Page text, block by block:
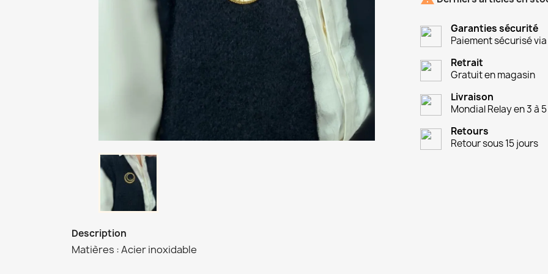
Garanties sécurité
Paiement sécurisé
Retrait
Gratuit en magasin
Livraison
Mondial Relay en 3 à
Retours
Retour sous 15 jours
Description
Matières : Acier inoxidable